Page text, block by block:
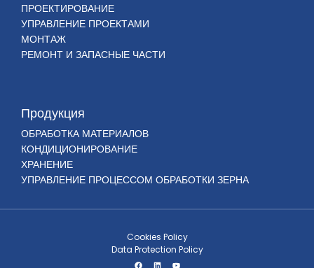
ПРОЕКТИРОВАНИЕ
УПРАВЛЕНИЕ ПРОЕКТАМИ
МОНТАЖ
РЕМОНТ И ЗАПАСНЫЕ ЧАСТИ
Продукция
ОБРАБОТКА МАТЕРИАЛОВ
КОНДИЦИОНИРОВАНИЕ
ХРАНЕНИЕ
УПРАВЛЕНИЕ ПРОЦЕССОМ ОБРАБОТКИ ЗЕРНА
Cookies Policy
Data Protection Policy